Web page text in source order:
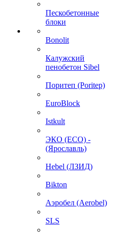
Пескобетонные
блоки
Bonolit
Калужский
пенобетон Sibel
Поритеп (Poritep)
EuroBlock
Istkult
ЭКО (ECO) -
(Ярославль)
Hebel (ЛЗИД)
Bikton
Аэробел (Aerobel)
SLS